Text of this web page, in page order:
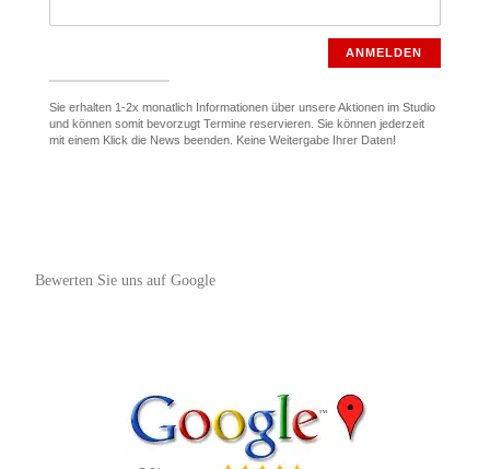
ANMELDEN
Sie erhalten 1-2x monatlich Informationen über unsere Aktionen im Studio
und können somit bevorzugt Termine reservieren. Sie können jederzeit
mit einem Klick die News beenden. Keine Weitergabe Ihrer Daten!
Bewerten Sie uns auf Google